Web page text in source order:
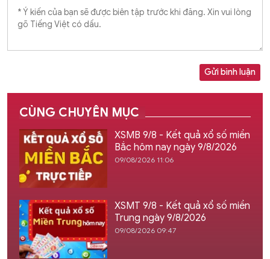
Gửi bình luận
CÙNG CHUYÊN MỤC
XSMB 9/8 - Kết quả xổ số miền
Bắc hôm nay ngày 9/8/2026
09/08/2026 11:06
XSMT 9/8 - Kết quả xổ số miền
Trung ngày 9/8/2026
09/08/2026 09:47